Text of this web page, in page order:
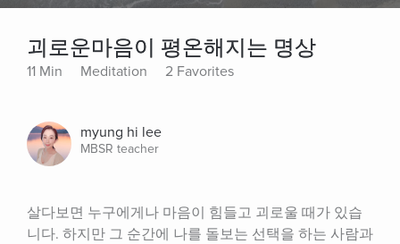
괴로운마음이 평온해지는 명상
11 Min Meditation 2 Favorites
myung hi lee
MBSR teacher
살다보면 누구에게나 마음이 힘들고 괴로울 때가 있습
니다. 하지만 그 순간에 나를 돌보는 선택을 하는 사람과